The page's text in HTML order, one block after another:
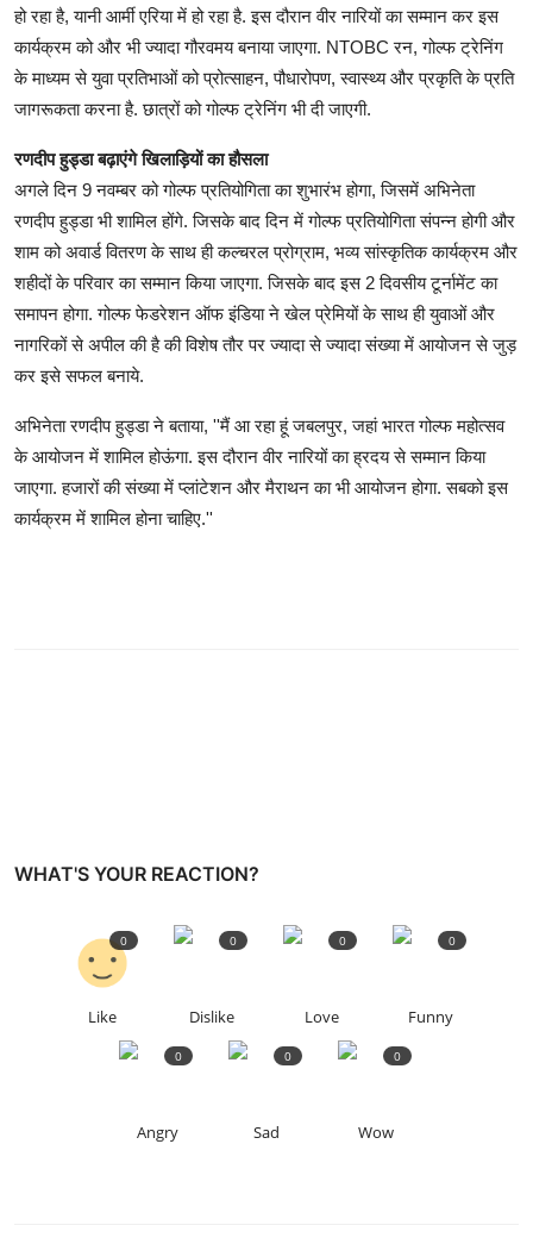
हो रहा है, यानी आर्मी एरिया में हो रहा है. इस दौरान वीर नारियों का सम्मान कर इस
कार्यक्रम को और भी ज्यादा गौरवमय बनाया जाएगा. NTOBC रन, गोल्फ ट्रेनिंग
के माध्यम से युवा प्रतिभाओं को प्रोत्साहन, पौधारोपण, स्वास्थ्य और प्रकृति के प्रति
जागरूकता करना है. छात्रों को गोल्फ ट्रेनिंग भी दी जाएगी.
रणदीप हुड्डा बढ़ाएंगे खिलाड़ियों का हौसला
अगले दिन 9 नवम्बर को गोल्फ प्रतियोगिता का शुभारंभ होगा, जिसमें अभिनेता
रणदीप हुड्डा भी शामिल होंगे. जिसके बाद दिन में गोल्फ प्रतियोगिता संपन्न होगी और
शाम को अवार्ड वितरण के साथ ही कल्चरल प्रोग्राम, भव्य सांस्कृतिक कार्यक्रम और
शहीदों के परिवार का सम्मान किया जाएगा. जिसके बाद इस 2 दिवसीय टूर्नामेंट का
समापन होगा. गोल्फ फेडरेशन ऑफ इंडिया ने खेल प्रेमियों के साथ ही युवाओं और
नागरिकों से अपील की है की विशेष तौर पर ज्यादा से ज्यादा संख्या में आयोजन से जुड़
कर इसे सफल बनाये.
अभिनेता रणदीप हुड्डा ने बताया, ''मैं आ रहा हूं जबलपुर, जहां भारत गोल्फ महोत्सव
के आयोजन में शामिल होऊंगा. इस दौरान वीर नारियों का ह्रदय से सम्मान किया
जाएगा. हजारों की संख्या में प्लांटेशन और मैराथन का भी आयोजन होगा. सबको इस
कार्यक्रम में शामिल होना चाहिए.''
WHAT'S YOUR REACTION?
Like
0
Dislike
0
Love
0
Funny
0
Angry
0
Sad
0
Wow
0